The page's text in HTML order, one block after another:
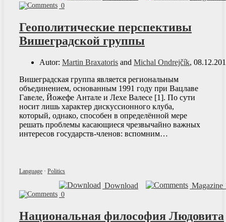
0
Геополитические перспективы
Вишеградской группы
Autor: Martin Braxatoris and Michal Ondrejčík,
Вишеградская группа является региональным
объединением, основанным 1991 году при Вацлаве
Гавеле, Йожефе Антале и Лехе Валесе [1]. По сути
носит лишь характер дискуссионного клуба,
который, однако, способен в определённой мере
решать проблемы касающиеся чрезвычайно важных
интересов государств-членов: вспомним…
Language · Politics
Magazine
Download
0
Национальная философия Людовита